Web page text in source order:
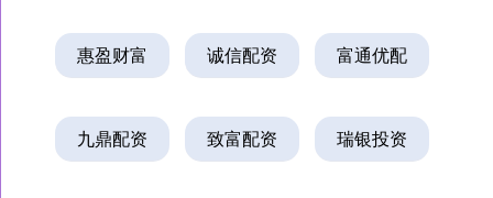
惠盈财富 诚信配资 富通优配
九鼎配资 致富配资 瑞银投资